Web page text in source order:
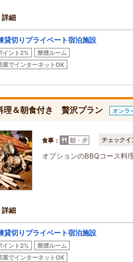
詳細
貸切りプライベート宿泊施設
イント2%
禁煙ルーム
屋でインターネットOK
理＆朝食付き 贅沢プラン オンラ
食事： 朝・夕 チェックイ
オプションのBBQコース料
詳細
貸切りプライベート宿泊施設
イント2%
禁煙ルーム
屋でインターネットOK